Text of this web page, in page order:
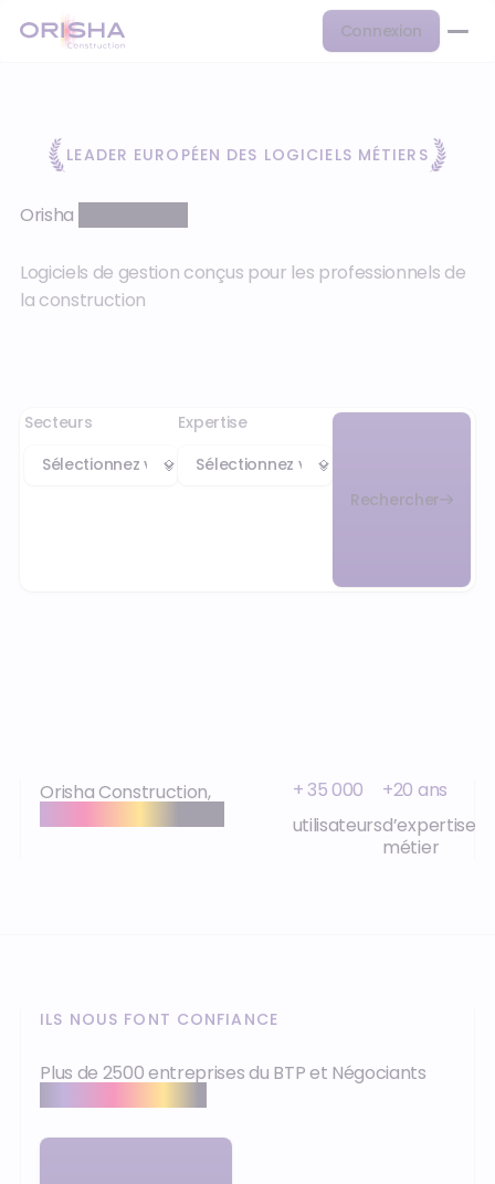
Connexion
LEADER EUROPÉEN DES LOGICIELS MÉTIERS
Orisha
Logiciels de gestion conçus pour les professionnels de
la construction
Secteurs Expertise
Rechercher
Orisha Construction,
+ 35 000
utilisateurs
+20 ans
d’expertise
métier
ILS NOUS FONT CONFIANCE
Plus de 2500 entreprises du BTP et Négociants